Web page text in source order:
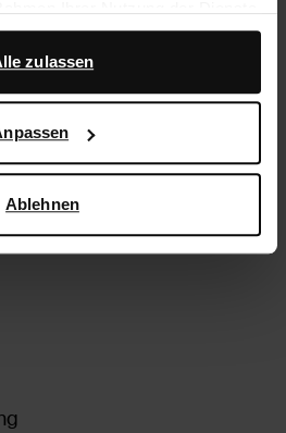
wir mit Google zu Werbe- und
personenbezogenen Daten
derSeite zur geschäftlichen
zulassen
Ablehnen